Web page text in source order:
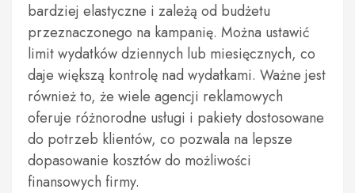
bardziej elastyczne i zależą od budżetu
przeznaczonego na kampanię. Można ustawić
limit wydatków dziennych lub miesięcznych, co
daje większą kontrolę nad wydatkami. Ważne jest
również to, że wiele agencji reklamowych
oferuje różnorodne usługi i pakiety dostosowane
do potrzeb klientów, co pozwala na lepsze
dopasowanie kosztów do możliwości
finansowych firmy.